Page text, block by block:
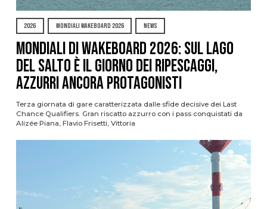
2026 MONDIALI WAKEBOARD 2026 NEWS
Mondiali di Wakeboard 2026: sul Lago
del Salto è il giorno dei ripescaggi,
azzurri ancora protagonisti
Terza giornata di gare caratterizzata dalle sfide decisive dei Last
Chance Qualifiers. Gran riscatto azzurro con i pass conquistati da
Alizée Piana, Flavio Frisetti, Vittoria